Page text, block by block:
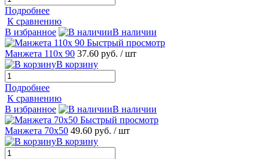
Подробнее
К сравнению
В избранное
В наличии
Быстрый просмотр
Манжета 110х 90 37.60 руб. / шт
В корзину
Подробнее
К сравнению
В избранное
В наличии
Быстрый просмотр
Манжета 70х50 49.60 руб. / шт
В корзину